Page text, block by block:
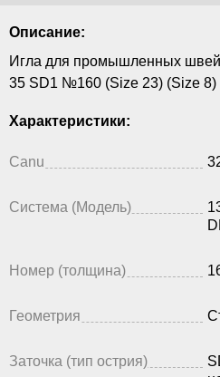
Описание:
Игла для промышленных
35 SD1 №160 (Size 23) (Size 8)
Характеристики:
Canu
Система (Модель)
Номер (толщина)
Геометрия
Заточка (тип острия)